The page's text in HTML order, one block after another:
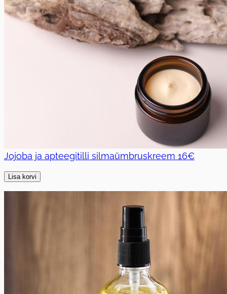
Jojoba ja apteegitilli silmaümbruskreem 16€
Lisa korvi